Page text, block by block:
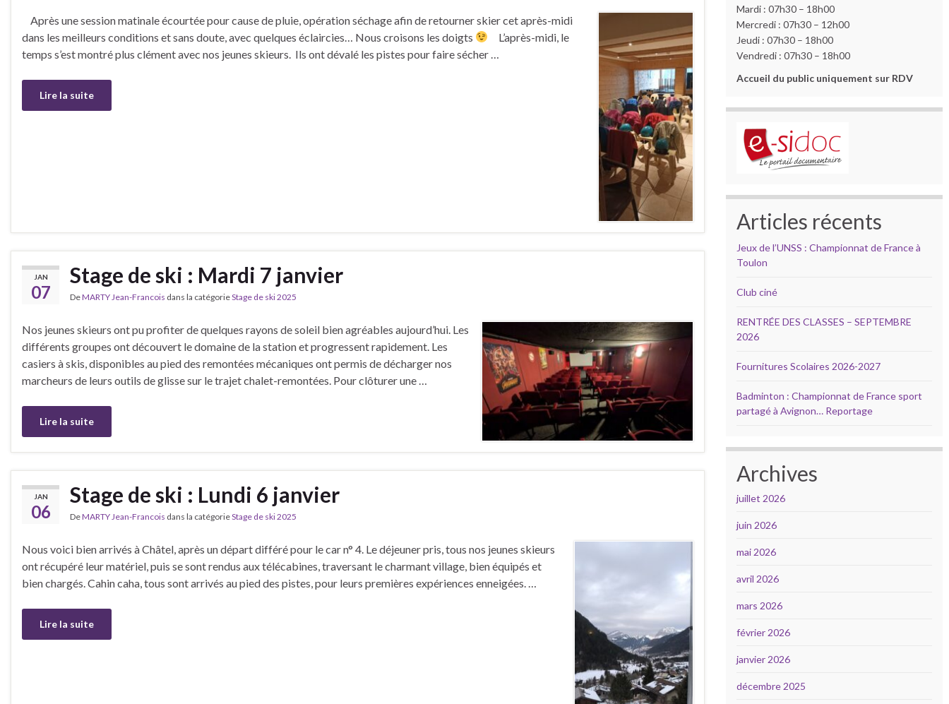
Après une session matinale écourtée pour cause de pluie, opération séchage afin de retourner skier cet après-midi
dans les meilleurs conditions et sans doute, avec quelques éclaircies… Nous croisons les doigts
L’après-midi, le
temps s’est montré plus clément avec nos jeunes skieurs. Ils ont dévalé les pistes pour faire sécher …
Lire la suite
JAN
07
Stage de ski : Mardi 7 janvier
DeMARTY Jean-Francois dans la catégorieStage de ski 2025
Nos jeunes skieurs ont pu profiter de quelques rayons de soleil bien agréables aujourd’hui. Les
différents groupes ont découvert le domaine de la station et progressent rapidement. Les
casiers à skis, disponibles au pied des remontées mécaniques ont permis de décharger nos
marcheurs de leurs outils de glisse sur le trajet chalet-remontées. Pour clôturer une …
Lire la suite
JAN
06
Stage de ski : Lundi 6 janvier
DeMARTY Jean-Francois dans la catégorieStage de ski 2025
Nous voici bien arrivés à Châtel, après un départ différé pour le car n° 4. Le déjeuner pris, tous nos jeunes skieurs
ont récupéré leur matériel, puis se sont rendus aux télécabines, traversant le charmant village, bien équipés et
bien chargés. Cahin caha, tous sont arrivés au pied des pistes, pour leurs premières expériences enneigées. …
Lire la suite
Mardi : 07h30 – 18h00
Mercredi : 07h30 – 12h00
Jeudi : 07h30 – 18h00
Vendredi : 07h30 – 18h00
Accueil du public uniquement sur RDV
Articles récents
Jeux de l’UNSS : Championnat de France à
Toulon
Club ciné
RENTRÉE DES CLASSES – SEPTEMBRE
2026
Fournitures Scolaires 2026-2027
Badminton : Championnat de France sport
partagé à Avignon… Reportage
Archives
juillet 2026
juin 2026
mai 2026
avril 2026
mars 2026
février 2026
janvier 2026
décembre 2025